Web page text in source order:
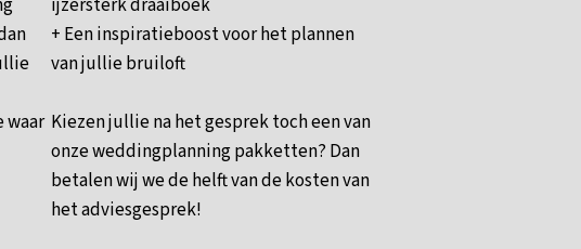
waar
ijzersterk draaiboek
+ Een inspiratieboost voor het plannen
van jullie bruiloft
Kiezen jullie na het gesprek toch een van
onze weddingplanning pakketten? Dan
betalen wij we de helft van de kosten van
het adviesgesprek!